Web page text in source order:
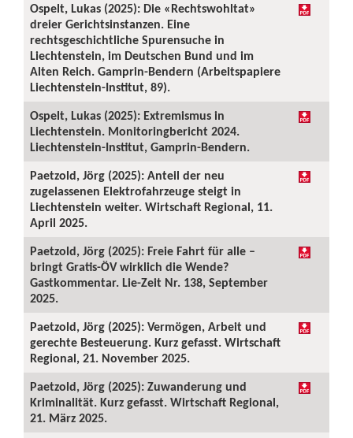
Ospelt, Lukas (2025): Die «Rechtswohltat»
dreier Gerichtsinstanzen. Eine
rechtsgeschichtliche Spurensuche in
Liechtenstein, im Deutschen Bund und im
Alten Reich. Gamprin-Bendern (Arbeitspapiere
Liechtenstein-Institut, 89).
Ospelt, Lukas (2025): Extremismus in
Liechtenstein. Monitoringbericht 2024.
Liechtenstein-Institut, Gamprin-Bendern.
Paetzold, Jörg (2025): Anteil der neu
zugelassenen Elektrofahrzeuge steigt in
Liechtenstein weiter. Wirtschaft Regional, 11.
April 2025.
Paetzold, Jörg (2025): Freie Fahrt für alle –
bringt Gratis-ÖV wirklich die Wende?
Gastkommentar. Lie-Zeit Nr. 138, September
2025.
Paetzold, Jörg (2025): Vermögen, Arbeit und
gerechte Besteuerung. Kurz gefasst. Wirtschaft
Regional, 21. November 2025.
Paetzold, Jörg (2025): Zuwanderung und
Kriminalität. Kurz gefasst. Wirtschaft Regional,
21. März 2025.